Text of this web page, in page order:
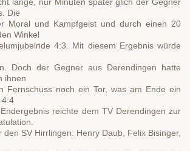
Die
Moral und Kampfgeist und durch einen 20
Winkel
4:3. Mit diesem Ergebnis würde
Doch der Gegner aus Derendingen hatte
ihnen
Fernschuss noch ein Tor, was am Ende ein
4:4
reichte dem TV Derendingen zur
den SV Hirrlingen: Henry Daub, Felix Bisinger,